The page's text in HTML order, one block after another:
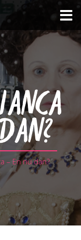
– En nu dan?